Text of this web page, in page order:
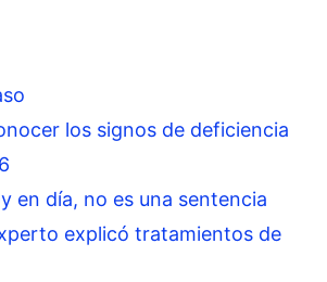
los signos de deficiencia
en día, no es una sentencia
explicó tratamientos de